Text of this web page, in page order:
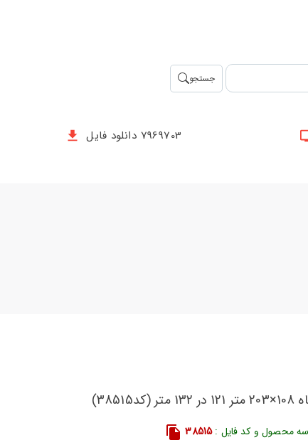
جستجو
7969703 دانلود فایل
محصول و کد فایل :38515